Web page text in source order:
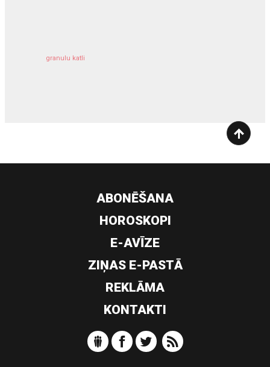
granulu katli
ABONĒŠANA
HOROSKOPI
E-AVĪZE
ZIŅAS E-PASTĀ
REKLĀMA
KONTAKTI